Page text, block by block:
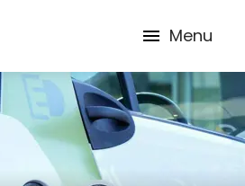
Menu